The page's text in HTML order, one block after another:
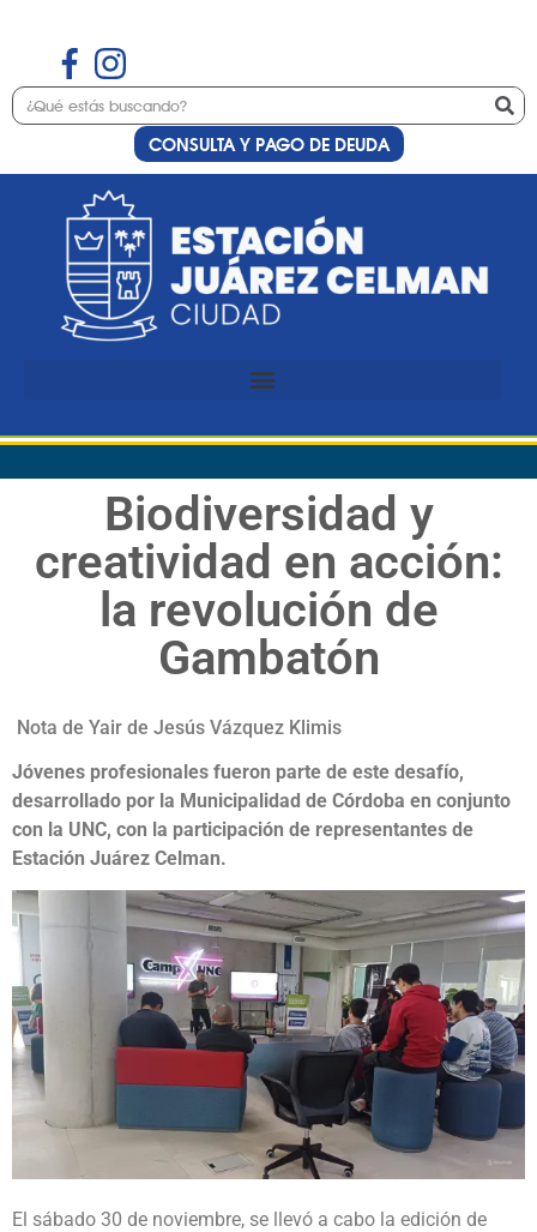
CONSULTA Y PAGO DE DEUDA
Biodiversidad y
creatividad en acción:
la revolución de
Gambatón
Nota de Yair de Jesús Vázquez Klimis
Jóvenes profesionales fueron parte de este desafío,
desarrollado por la Municipalidad de Córdoba en conjunto
con la UNC, con la participación de representantes de
Estación Juárez Celman.
El sábado 30 de noviembre, se llevó a cabo la edición de